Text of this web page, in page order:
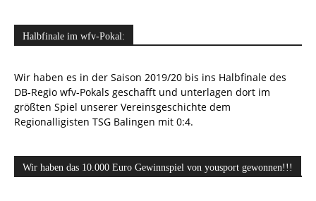
Halbfinale im wfv-Pokal:
Wir haben es in der Saison 2019/20 bis ins Halbfinale des
DB-Regio wfv-Pokals geschafft und unterlagen dort im
größten Spiel unserer Vereinsgeschichte dem
Regionalligisten TSG Balingen mit 0:4.
Wir haben das 10.000 Euro Gewinnspiel von yousport gewonnen!!!